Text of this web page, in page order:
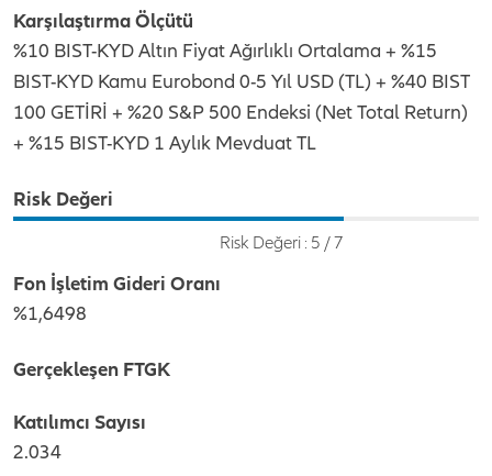
Karşılaştırma Ölçütü
%10 BIST-KYD Altın Fiyat Ağırlıklı Ortalama + %15
BIST-KYD Kamu Eurobond 0-5 Yıl USD (TL) + %40 BIST
100 GETİRİ + %20 S&P 500 Endeksi (Net Total Return)
+ %15 BIST-KYD 1 Aylık Mevduat TL
Risk Değeri
Risk Değeri : 5 / 7
Fon İşletim Gideri Oranı
%1,6498
Gerçekleşen FTGK
Katılımcı Sayısı
2.034